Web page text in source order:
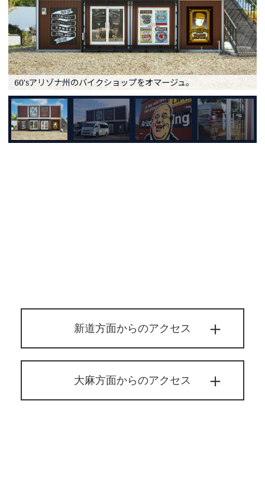
60'sアリゾナ州のバイクショップをオマージュ。
新道方面からのアクセス
大麻方面からのアクセス